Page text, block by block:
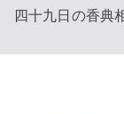
四十九日の香典